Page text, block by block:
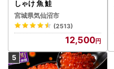
しゃけ 魚 鮭
宮城県気仙沼市
(2513)
12,500